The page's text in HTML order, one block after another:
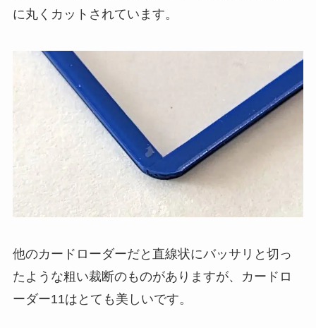
に丸くカットされています。
他のカードローダーだと直線状にバッサリと切っ
たような粗い裁断のものがありますが、カードロ
ーダー11はとても美しいです。